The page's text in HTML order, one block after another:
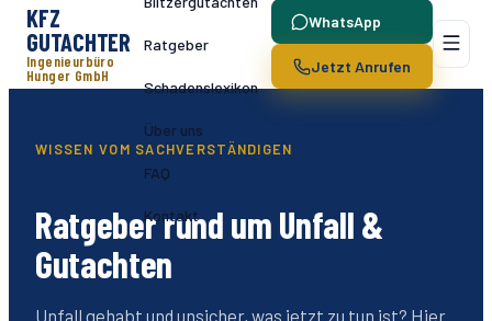
KFZ
GUTACHTER
Ingenieurbüro
Hunger GmbH
Ratgeber
Schadenslexikon
Über uns
FAQ
Kontakt
WhatsApp
Jetzt Anrufen
WISSEN VOM SACHVERSTÄNDIGEN
Ratgeber rund um Unfall &
Gutachten
Unfall gehabt und unsicher, was jetzt zu tun ist? Hier